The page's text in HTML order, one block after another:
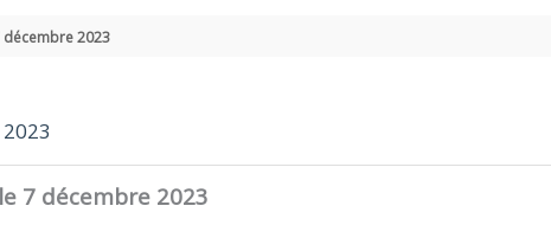
2023
7 décembre 2023